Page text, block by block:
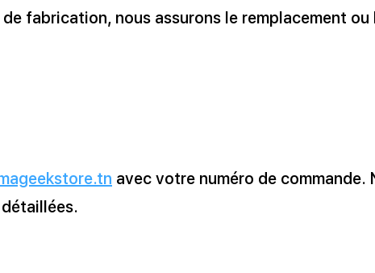
fabrication, nous assurons le remplacement ou
avec votre numéro de commande.